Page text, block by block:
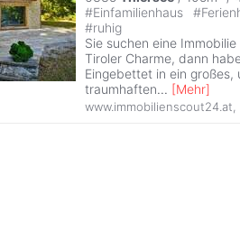
#Einfamilienhaus #
#ruhig
Sie suchen eine
Tiroler Charme, dann
Eingebettet in ein großes,
traumhaften... [Mehr]
www.immobilienscout24.at